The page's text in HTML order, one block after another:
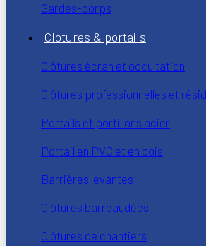
Gardes-corps
Clotures & portails
Clôtures écran et occultation
Clôtures professionnelles et
Portails et portillons acier
Portail en PVC et en bois
Barrières levantes
Clôtures barreaudées
Clôtures de chantiers